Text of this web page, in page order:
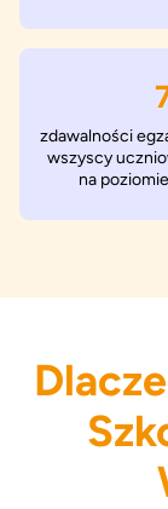
zdawalności
wszyscy
na